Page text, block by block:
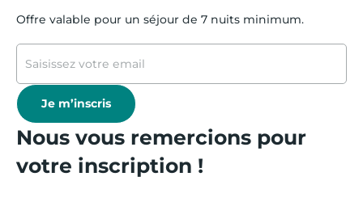
Offre valable pour un séjour de 7 nuits minimum.
Je m’inscris
Nous vous remercions pour
votre inscription !